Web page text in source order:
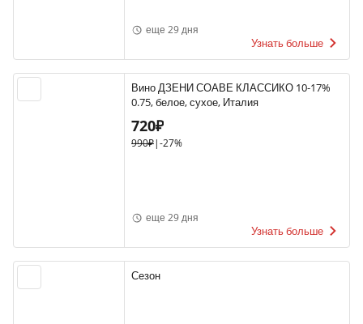
еще 29 дня
Узнать больше
Вино ДЗЕНИ СОАВЕ КЛАССИКО 10-17%
0.75, белое, сухое, Италия
720₽
990₽|-27%
еще 29 дня
Узнать больше
Сезон